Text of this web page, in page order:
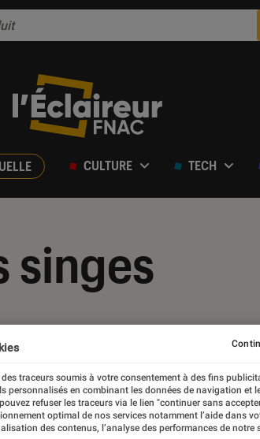
CULTURE TECH
singes
traceurs soumis à votre consentement à des fins
personnalisés en combinant les données de navigation et
refuser les traceurs via le lien "continuer sans
optimal de nos services notamment l’aide dans
des contenus, l’analyse des performances de notre